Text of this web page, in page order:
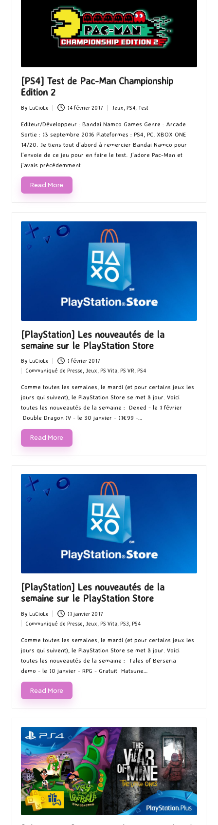
[PS4] Test de Pac-Man Championship
Edition 2
Posted
by
By LuCioLe 14 février 2017
Posted
Jeux, PS4, Test
Editeur/Développeur : Bandai Namco Games Genre : Arcade
Sortie : 13 septembre 2016 Plateformes : PS4, PC, XBOX ONE
14/20. Je tiens tout d'abord à remercier Bandai Namco pour
l'envoie de ce jeu pour en faire le test. J'adore Pac-Man et
j'avais précédemment…
Read More
[PlayStation] Les nouveautés de la
semaine sur le PlayStation Store
Posted
by
By LuCioLe 1 février 2017
in
Communiqué de Presse, Jeux,PS Vita,PS VR,PS4
Comme toutes les semaines, le mardi (et pour certains jeux les
jours qui suivent), le PlayStation Store se met à jour. Voici
toutes les nouveautés de la semaine : Dexed - le 1 février
Double Dragon IV - le 30 janvier - 11€99 -…
Read More
[PlayStation] Les nouveautés de la
semaine sur le PlayStation Store
Posted
by
By LuCioLe 11 janvier 2017
Posted
Communiqué de Presse Jeux PS Vita PS3 PS4
Comme toutes les semaines, le mardi (et pour certains jeux les
jours qui suivent), le PlayStation Store se met à jour. Voici
toutes les nouveautés de la semaine : Tales of Berseria
demo - le 10 janvier - RPG - Gratuit Hatsune…
Read More